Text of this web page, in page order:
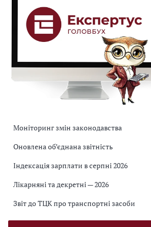
Моніторинг змін законодавства
Оновлена об’єднана звітність
Індексація зарплати в серпні 2026
Лікарняні та декретні — 2026
Звіт до ТЦК про транспортні засоби